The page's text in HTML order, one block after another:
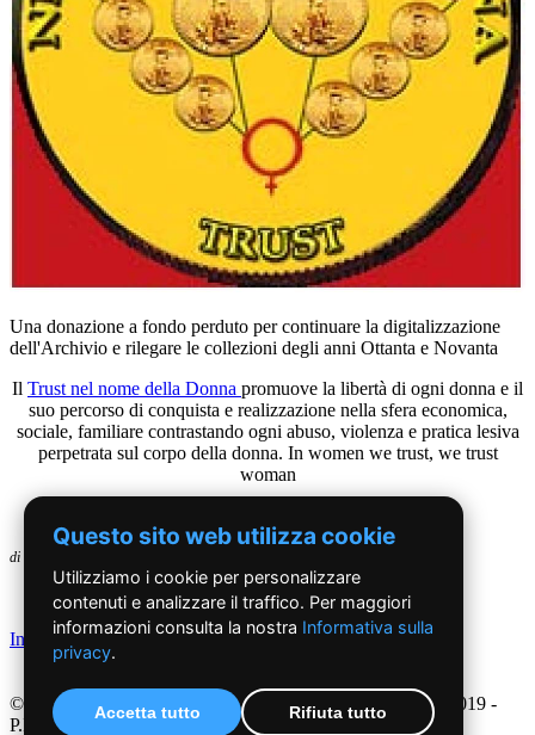
Una donazione a fondo perduto per continuare la digitalizzazione
dell'Archivio e rilegare le collezioni degli anni Ottanta e Novanta
Il Trust nel nome della Donna promuove la libertà di ogni donna e il
suo percorso di conquista e realizzazione nella sfera economica,
sociale, familiare contrastando ogni abuso, violenza e pratica lesiva
perpetrata sul corpo della donna. In women we trust, we trust
woman
di
Indietro
©2019 - NoiDonne - Iscrizione ROC n.33421 del 23 /09/ 2019 -
P.IVA 00878931005
Questo sito web utilizza cookie
Utilizziamo i cookie per personalizzare
contenuti e analizzare il traffico. Per maggiori
informazioni consulta la nostra Informativa sulla
privacy.
Accetta tutto Rifiuta tutto